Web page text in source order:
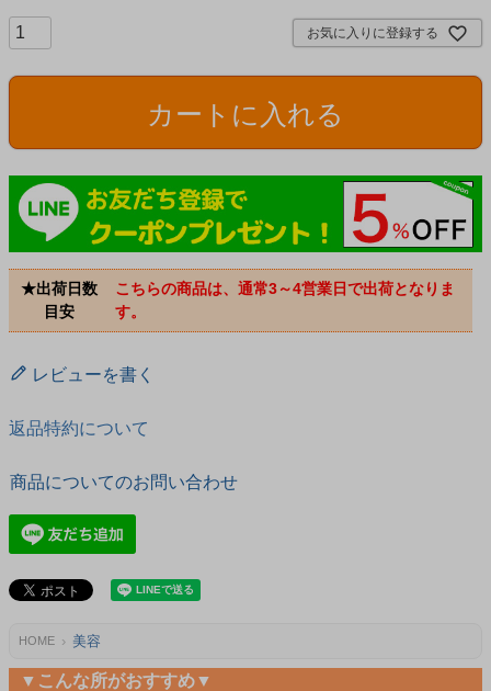
お気に入りに登録する
カートに入れる
★出荷日数
目安
こちらの商品は、通常3～4営業日で出荷となりま
す。
レビューを書く
返品特約について
商品についてのお問い合わせ
HOME 美容
▼こんな所がおすすめ▼